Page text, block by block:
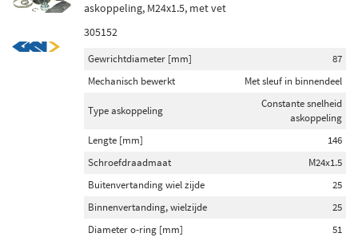
askoppeling, M24x1.5, met vet
305152
Gewrichtdiameter [mm]
87
Mechanisch bewerkt
Met sleuf in binnendeel
Type askoppeling
Constante snelheid
askoppeling
Lengte [mm]
146
Schroefdraadmaat
M24x1.5
Buitenvertanding wiel zijde
25
Binnenvertanding, wielzijde
25
Diameter o-ring [mm]
51